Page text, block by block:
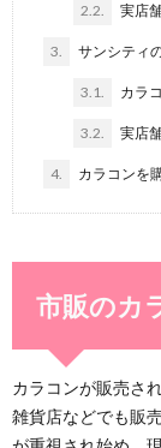
2.2. 実店
3. サンシティ
3.1. カラ
3.2. 実店
4. カラコンを
市販のカ
カラコンが販売さ
雑貨店などでも販